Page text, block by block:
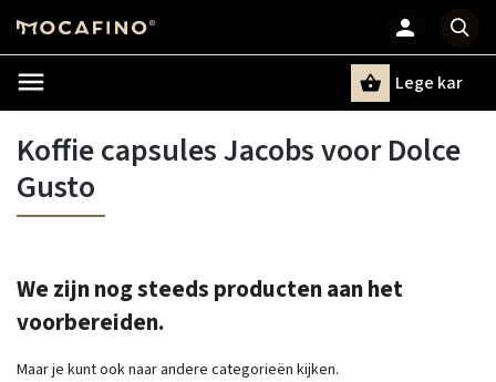
Lege kar
Koffie capsules Jacobs voor Dolce
Gusto
We zijn nog steeds producten aan het
voorbereiden.
Maar je kunt ook naar andere categorieën kijken.